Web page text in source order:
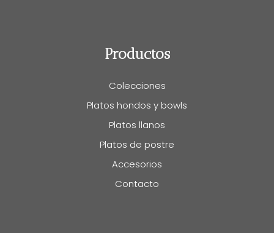
Productos
Colecciones
Platos hondos y bowls
Platos llanos
Platos de postre
Accesorios
Contacto